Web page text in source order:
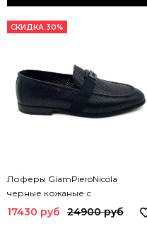
СКИДКА 30%
Лоферы GiamPieroNicola
черные кожаные с
перфорацией 44307 GPN
17430 руб 24900 руб